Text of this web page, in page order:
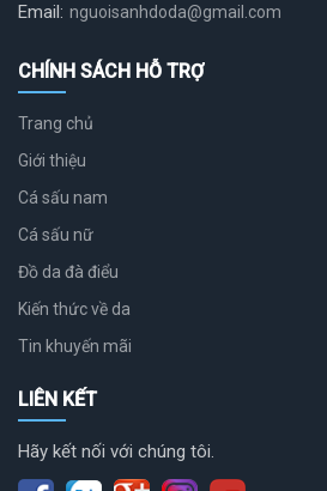
Email: nguoisanhdoda@gmail.com
CHÍNH SÁCH HỖ TRỢ
Trang chủ
Giới thiệu
Cá sấu nam
Cá sấu nữ
Đồ da đà điểu
Kiến thức về da
Tin khuyến mãi
LIÊN KẾT
Hãy kết nối với chúng tôi.